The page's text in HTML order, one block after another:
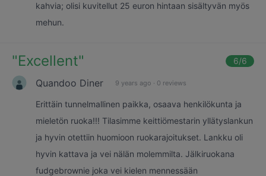
kahvia; olisi kuvitellut 25 euron hintaan sisältyvän myös
mehun.
"Excellent" 6/6
Quandoo Diner 9 years ago · 0 reviews
Erittäin tunnelmallinen paikka, osaava henkilökunta ja
mieletön ruoka!!! Tilasimme keittiömestarin yllätyslankun
ja hyvin otettiin huomioon ruokarajoitukset. Lankku oli
hyvin kattava ja vei nälän molemmilta. Jälkiruokana
fudgebrownie joka vei kielen mennessään